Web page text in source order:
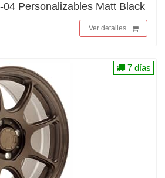
Personalizables Matt Black
Ver detalles
7 días